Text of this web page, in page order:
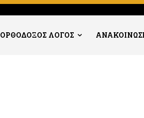
ΟΡΘΟΔΟΞΟΣ ΛΟΓΟΣ